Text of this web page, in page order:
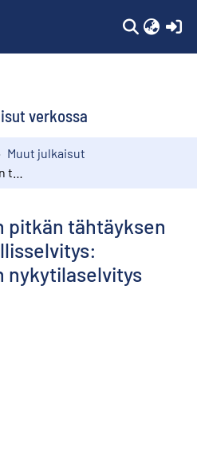
verkossa
Muut julkaisut
pitkän tähtäyksen
nykytilaselvitys